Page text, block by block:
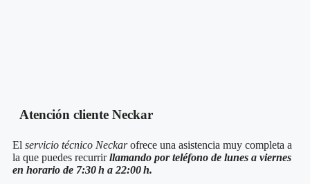
Atención cliente Neckar
El servicio técnico Neckarofrece una asistencia muy completa a
la que puedes recurrirllamando por teléfono de lunes a viernes
en horario de 7:30 h a 22:00 h.